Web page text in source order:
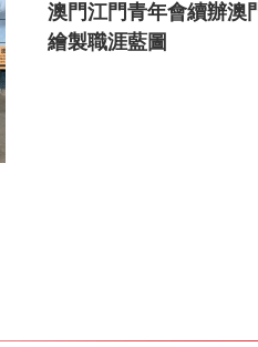
澳門江門青年會續辦澳
繪製職涯藍圖